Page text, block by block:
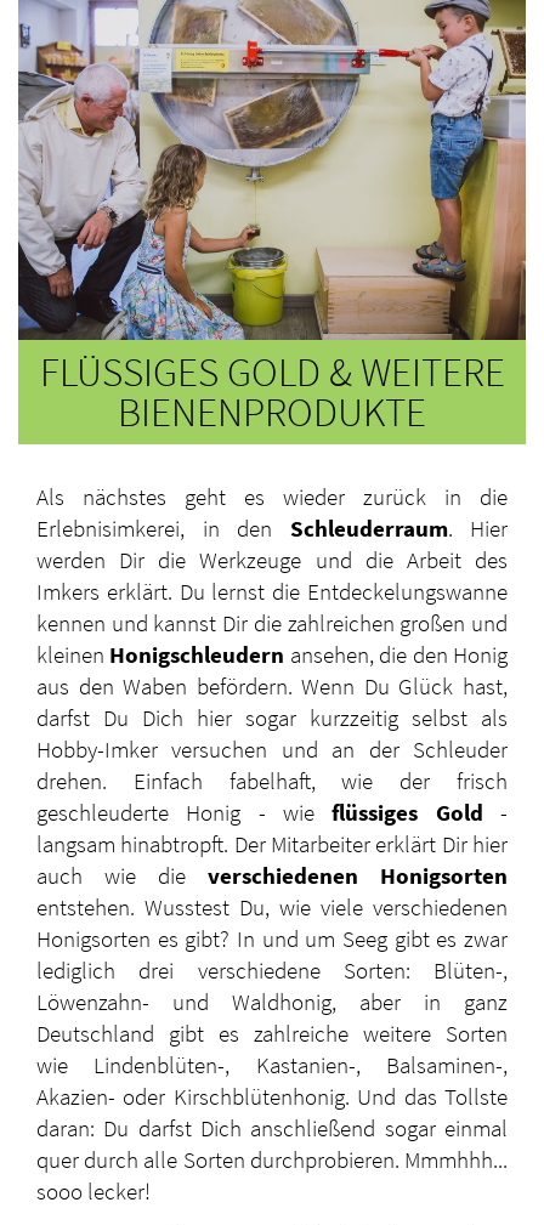
FLÜSSIGES GOLD & WEITERE
BIENENPRODUKTE
Als nächstes geht es wieder zurück in die
Erlebnisimkerei, in den Schleuderraum. Hier
werden Dir die Werkzeuge und die Arbeit des
Imkers erklärt. Du lernst die Entdeckelungswanne
kennen und kannst Dir die zahlreichen großen und
kleinen Honigschleudern ansehen, die den Honig
aus den Waben befördern. Wenn Du Glück hast,
darfst Du Dich hier sogar kurzzeitig selbst als
Hobby-Imker versuchen und an der Schleuder
drehen. Einfach fabelhaft, wie der frisch
geschleuderte Honig - wieflüssiges Gold -
langsam hinabtropft. Der Mitarbeiter erklärt Dir hier
auch wie die verschiedenen Honigsorten
entstehen. Wusstest Du, wie viele verschiedenen
Honigsorten es gibt? In und um Seeg gibt es zwar
lediglich drei verschiedene Sorten: Blüten-,
Löwenzahn- und Waldhonig, aber in ganz
Deutschland gibt es zahlreiche weitere Sorten
wie Lindenblüten-, Kastanien-, Balsaminen-,
Akazien- oder Kirschblütenhonig. Und das Tollste
daran: Du darfst Dich anschließend sogar einmal
quer durch alle Sorten durchprobieren. Mmmhhh...
sooo lecker!